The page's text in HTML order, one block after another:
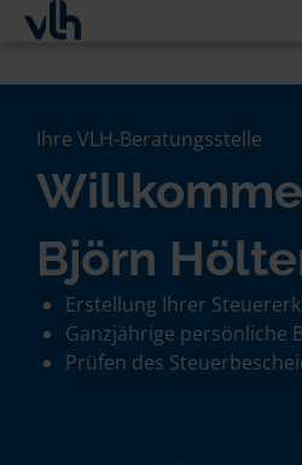
Ihre VLH-Beratungsstelle
Björn
Erstellung Ihrer
Ganzjährige persönliche
Prüfen des